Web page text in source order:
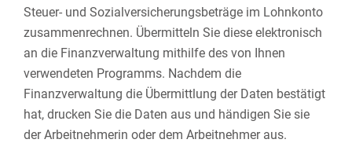
Steuer- und Sozialversicherungsbeträge im Lohnkonto
zusammenrechnen. Übermitteln Sie diese elektronisch
an die Finanzverwaltung mithilfe des von Ihnen
verwendeten Programms. Nachdem die
Finanzverwaltung die Übermittlung der Daten bestätigt
hat, drucken Sie die Daten aus und händigen Sie sie
der Arbeitnehmerin oder dem Arbeitnehmer aus.